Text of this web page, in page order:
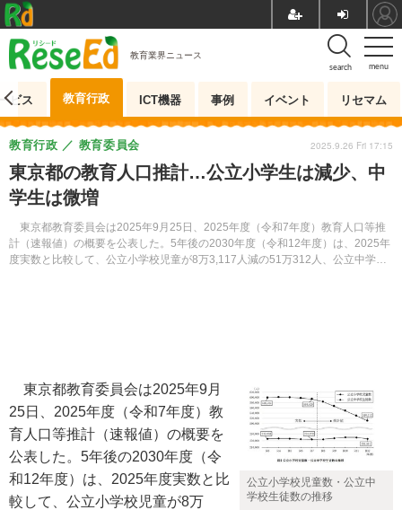
menu
search
教育業界ニュース
ビス 教育行政 ICT機器 事例 イベント リセマム
東京都の教育人口推計…公立小学生は減少、中
学生は微増
東京都教育委員会は2025年9月25日、2025年度（令和7年度）教育人口等推
計（速報値）の概要を公表した。5年後の2030年度（令和12年度）は、2025年
度実数と比較して、公立小学校児童が8万3,117人減の51万312人、公立中学校
教育行政 教育委員会 2025.9.26 Fri 17:15
公立小学校児童数・公立中
学校生徒数の推移
東京都教育委員会は2025年9月
25日、2025年度（令和7年度）教
育人口等推計（速報値）の概要を
公表した。5年後の2030年度（令
和12年度）は、2025年度実数と比
較して、公立小学校児童が8万